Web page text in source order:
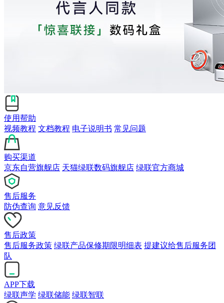
使用帮助
视频教程 文档教程 电子说明书 常见问题
购买渠道
京东自营旗舰店 天猫绿联数码旗舰店 绿联官方商城
售后服务
防伪查询 意见反馈
售后政策
售后服务政策 绿联产品保修期限明细表 提建议给售后服务团
队
APP下载
绿联声学 绿联储能 绿联智联